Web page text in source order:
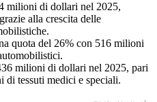
milioni di dollari nel 2025,
alla crescita delle
quota del 26% con 516 milioni
milioni di dollari nel 2025, pari
di tessuti medici e speciali.